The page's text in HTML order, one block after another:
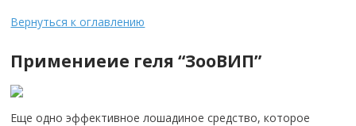
Вернуться к оглавлению
Примениеие геля “ЗооВИП”
Еще одно эффективное лошадиное средство, которое